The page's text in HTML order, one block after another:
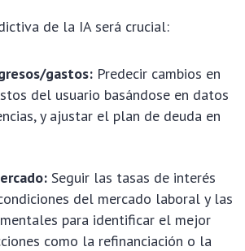
de la IA será crucial:
gastos: Predecir cambios en
del usuario basándose en datos
y ajustar el plan de deuda en
Seguir las tasas de interés
del mercado laboral y las
para identificar el mejor
como la refinanciación o la